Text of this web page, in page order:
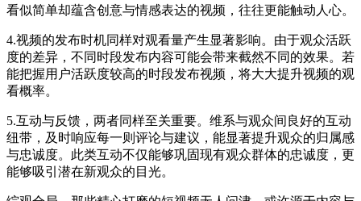
看似简单却蕴含创意与情感表达的视频，往往更能触动人心。
4.视频的发布时机同样对观看量产生显著影响。由于观众活跃
度的差异，不同时段发布内容可能会带来截然不同的效果。若
能把握用户活跃度较高的时段发布视频，将大大提升视频的观
看概率。
5.互动与反馈，两者同样至关重要。维系与观众间良好的互动
纽带，及时响应每一则评论与建议，能显著提升观众的归属感
与忠诚度。此类互动不仅能够巩固现有观众群体的忠诚度，更
能够吸引潜在新观众的目光。